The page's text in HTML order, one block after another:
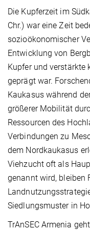
Die Kupferzeit im
Chr.) war eine Zeit
sozioökonomischer
Entwicklung von
Kupfer und verstärkte
geprägt war.
Kaukasus während
größerer Mobilität
Ressourcen des
Verbindungen zu
dem Nordkaukasus
Viehzucht oft als
genannt wird, bleiben
Siedlungsmuster in
TrAnSEC Armenia